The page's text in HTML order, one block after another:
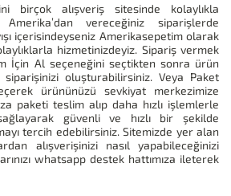
birçok alışveriş sitesinde kolaylıkla
vereceğiniz siparişlerde
içerisindeyseniz Amerikasepetim olarak
hizmetinizdeyiz. Sipariş vermek
İçin Al seçeneğini seçtikten sonra ürün
oluşturabilirsiniz. Veya Paket
ürününüzü sevkiyat merkezimize
paketi teslim alıp daha hızlı işlemlerle
güvenli ve hızlı bir şekilde
tercih edebilirsiniz. Sitemizde yer alan
alışverişinizi nasıl yapabileceğinizi
whatsapp destek hattımıza ileterek